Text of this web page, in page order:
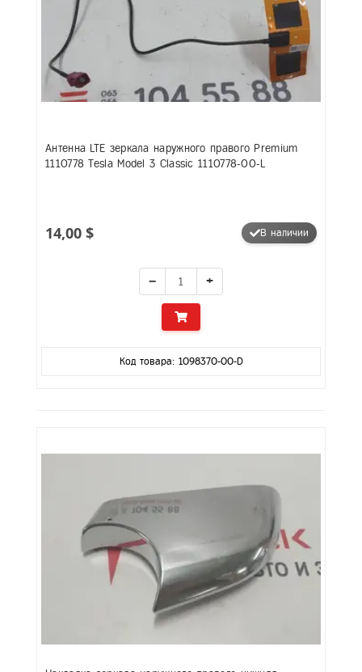
Антенна LTE зеркала наружного правого Premium
1110778 Tesla Model 3 Classic 1110778-00-L
14,00 $ В наличии
− +
Код товара: 1098370-00-D